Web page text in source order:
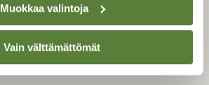
Muokkaa valintoja
Vain välttämättömät